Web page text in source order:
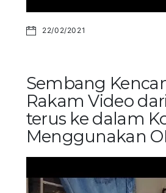
22/02/2021
Sembang
Rakam Video
terus ke dalam
Menggunakan